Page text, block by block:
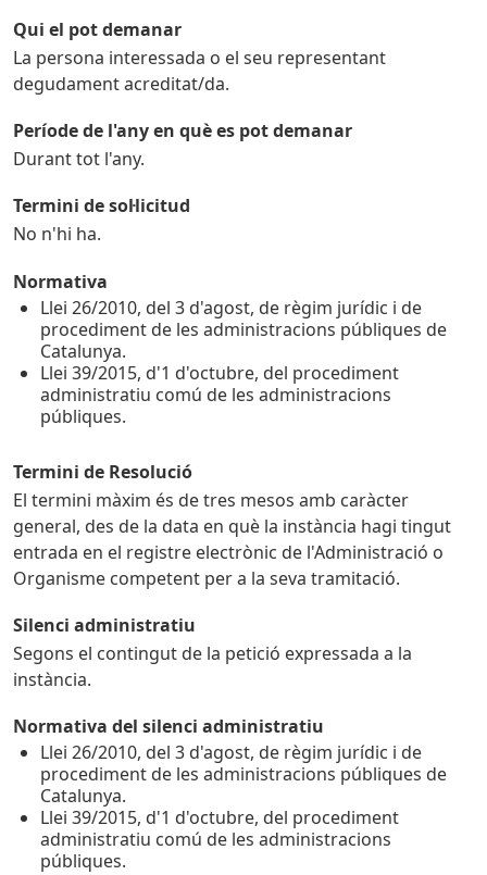
Qui el pot demanar
La persona interessada o el seu representant
degudament acreditat/da.
Període de l'any en què es pot demanar
Durant tot l'any.
Termini de sol·licitud
No n'hi ha.
Normativa
Llei 26/2010, del 3 d'agost, de règim jurídic i de
procediment de les administracions públiques de
Catalunya.
Llei 39/2015, d'1 d'octubre, del procediment
administratiu comú de les administracions
públiques.
Termini de Resolució
El termini màxim és de tres mesos amb caràcter
general, des de la data en què la instància hagi tingut
entrada en el registre electrònic de l'Administració o
Organisme competent per a la seva tramitació.
Silenci administratiu
Segons el contingut de la petició expressada a la
instància.
Normativa del silenci administratiu
Llei 26/2010, del 3 d'agost, de règim jurídic i de
procediment de les administracions públiques de
Catalunya.
Llei 39/2015, d'1 d'octubre, del procediment
administratiu comú de les administracions
públiques.